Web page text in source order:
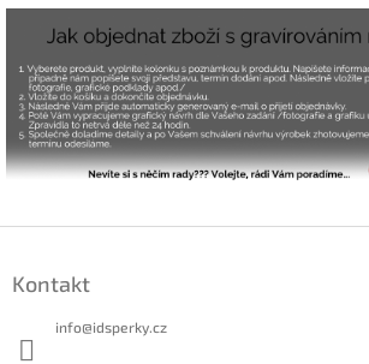
Kontakt
info@idsperky.cz